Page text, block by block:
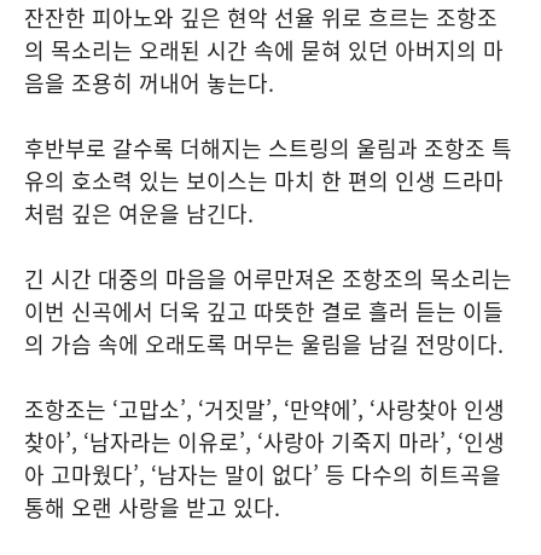
잔잔한 피아노와 깊은 현악 선율 위로 흐르는 조항조
의 목소리는 오래된 시간 속에 묻혀 있던 아버지의 마
음을 조용히 꺼내어 놓는다.
후반부로 갈수록 더해지는 스트링의 울림과 조항조 특
유의 호소력 있는 보이스는 마치 한 편의 인생 드라마
처럼 깊은 여운을 남긴다.
긴 시간 대중의 마음을 어루만져온 조항조의 목소리는
이번 신곡에서 더욱 깊고 따뜻한 결로 흘러 듣는 이들
의 가슴 속에 오래도록 머무는 울림을 남길 전망이다.
조항조는 ‘고맙소’, ‘거짓말’, ‘만약에’, ‘사랑찾아 인생
찾아’, ‘남자라는 이유로’, ‘사랑아 기죽지 마라’, ‘인생
아 고마웠다’, ‘남자는 말이 없다’ 등 다수의 히트곡을
통해 오랜 사랑을 받고 있다.